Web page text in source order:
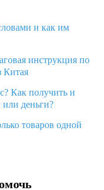
и как им
инструкция по
Китая
Как получить и
деньги?
товаров одной
Алиэкспресс и что